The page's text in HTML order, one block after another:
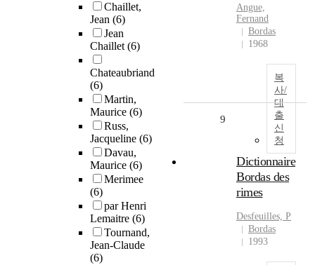
Chaillet,
Jean (6)
Jean
Chaillet(6)
Chateaubriand
(6)
Martin,
Maurice (6)
Russ,
Jacqueline (6)
Davau,
Maurice (6)
Merimee
(6)
par Henri
Lemaitre (6)
Tournand,
Jean-Claude
(6)
Angue,
Fernand
Bordas
1968
복
사/
대
출
신
청
9
Dictionnaire
Bordas des
rimes
Desfeuilles, P
Bordas
1993